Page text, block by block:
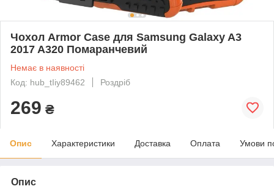
Чохол Armor Case для Samsung Galaxy A3
2017 A320 Помаранчевий
Немає в наявності
Код: hub_tIiy89462
Роздріб
269 ₴
Опис Характеристики Доставка Оплата Умови
Опис